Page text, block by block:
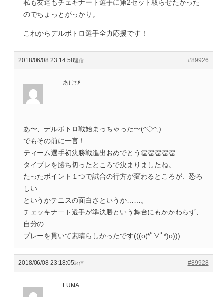
私も友達もチェキナート選手に第2セット取らせたかった
のでちょっとがっかり。
これからデルポトロ選手全力応援です！
2018/06/08 23:14:58 #89926
返信
あけび
あ〜、デルポトロ戦始まっちゃった〜(^◇^;)
でもその前に一言！
ティーム選手初決勝戦進出おめでとう👏👏👏👏👏
タイブレを勝ち切ったところで決まりましたね。
たったポイント１つで試合の行方が変わるところが、恐ろ
しい
というかテニスの面白さというか……。
チェッキナート選手が準決勝という舞台にもかかわらず、
自分の
プレーを貫いて素晴らしかったです(((o(*ﾟ▽ﾟ*)o)))
2018/06/08 23:18:05 #89928
返信
FUMA